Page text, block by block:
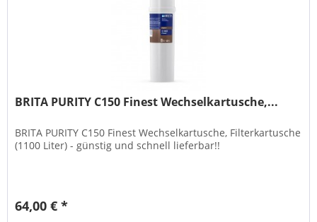
BRITA PURITY C150 Finest Wechselkartusche,...
BRITA PURITY C150 Finest Wechselkartusche, Filterkartusche
(1100 Liter) - günstig und schnell lieferbar!!
64,00 € *